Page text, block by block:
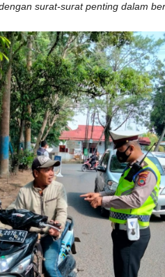
surat-surat penting dalam